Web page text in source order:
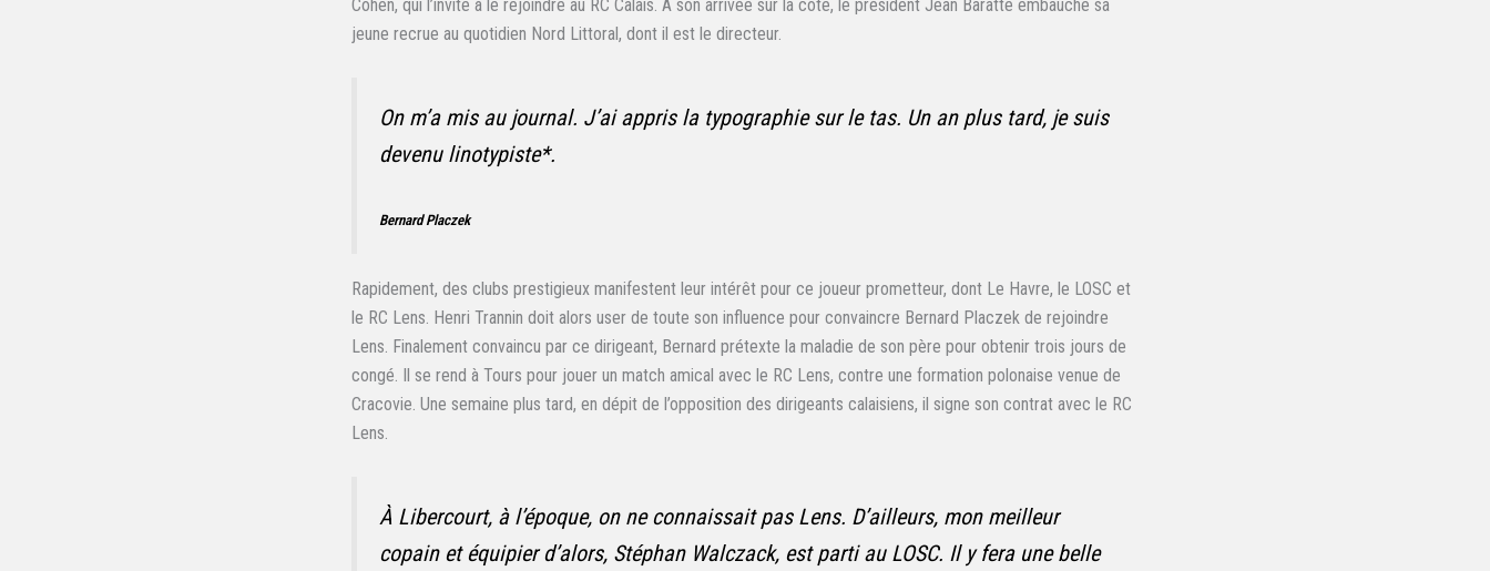
Cohen, qui l’invite à le rejoindre au RC Calais. À son arrivée sur la côte, le président Jean Baratte embauche sa
jeune recrue au quotidien Nord Littoral, dont il est le directeur.
On m’a mis au journal. J’ai appris la typographie sur le tas. Un an plus tard, je suis
devenu linotypiste*.
Bernard Placzek
Rapidement, des clubs prestigieux manifestent leur intérêt pour ce joueur prometteur, dont Le Havre, le LOSC et
le RC Lens. Henri Trannin doit alors user de toute son influence pour convaincre Bernard Placzek de rejoindre
Lens. Finalement convaincu par ce dirigeant, Bernard prétexte la maladie de son père pour obtenir trois jours de
congé. Il se rend à Tours pour jouer un match amical avec le RC Lens, contre une formation polonaise venue de
Cracovie. Une semaine plus tard, en dépit de l’opposition des dirigeants calaisiens, il signe son contrat avec le RC
Lens.
À Libercourt, à l’époque, on ne connaissait pas Lens. D’ailleurs, mon meilleur
copain et équipier d’alors, Stéphan Walczack, est parti au LOSC. Il y fera une belle